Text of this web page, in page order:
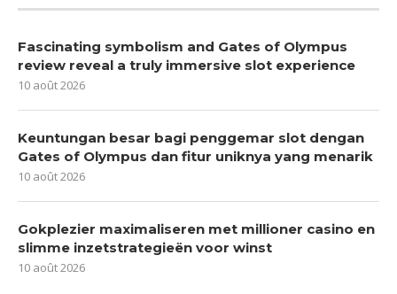
Fascinating symbolism and Gates of Olympus
review reveal a truly immersive slot experience
10 août 2026
Keuntungan besar bagi penggemar slot dengan
Gates of Olympus dan fitur uniknya yang menarik
10 août 2026
Gokplezier maximaliseren met millioner casino en
slimme inzetstrategieën voor winst
10 août 2026